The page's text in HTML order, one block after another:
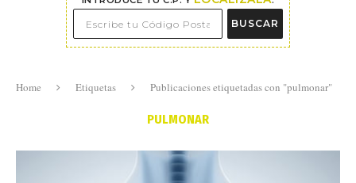
BUSCAR
Home Etiquetas Publicaciones etiquetadas con "pulmonar"
PULMONAR